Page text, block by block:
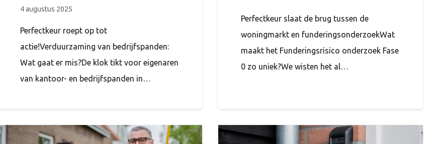
4 augustus 2025
Perfectkeur roept op tot
actie!Verduurzaming van bedrijfspanden:
Wat gaat er mis?De klok tikt voor eigenaren
van kantoor- en bedrijfspanden in…
Perfectkeur slaat de brug tussen de
woningmarkt en funderingsonderzoekWat
maakt het Funderingsrisico onderzoek Fase
0 zo uniek?We wisten het al…